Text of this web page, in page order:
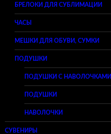
БРЕЛОКИ ДЛЯ СУБЛИМАЦИИ
ЧАСЫ
МЕШКИ ДЛЯ ОБУВИ, СУМКИ
ПОДУШКИ
ПОДУШКИ С НАВОЛОЧКАМИ
ПОДУШКИ
НАВОЛОЧКИ
СУВЕНИРЫ